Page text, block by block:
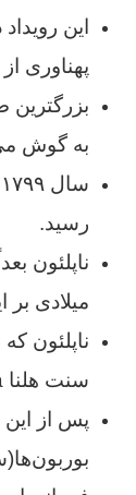
این
پهناوری
بزرگترین
به گوش
رسید.
میلادی
ناپلئون
سنت هلنا saint helena که تحت کنترل انگلیس بود، تبعید شد.
پس از این